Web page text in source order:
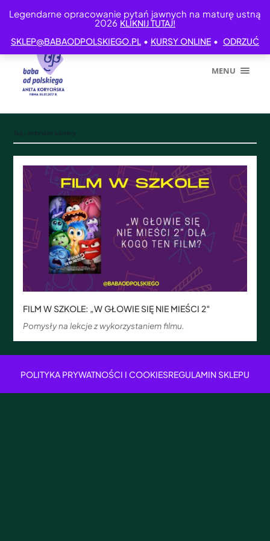
Legendarne opracowanie pytań jawnych na maturę ustną
2026 KLIKNIJ TUTAJ!
SKLEP@BABAODPOLSKIEGO.PL • KURSY ONLINE • ODRZUĆ
MENU
FILM W SZKOLE: „W GŁOWIE SIĘ NIE MIEŚCI 2″
Pomysły na lekcje z wykorzystaniem filmu.
POLITYKA PRYWATNOŚCI I COOKIESREGULAMIN SKLEPU